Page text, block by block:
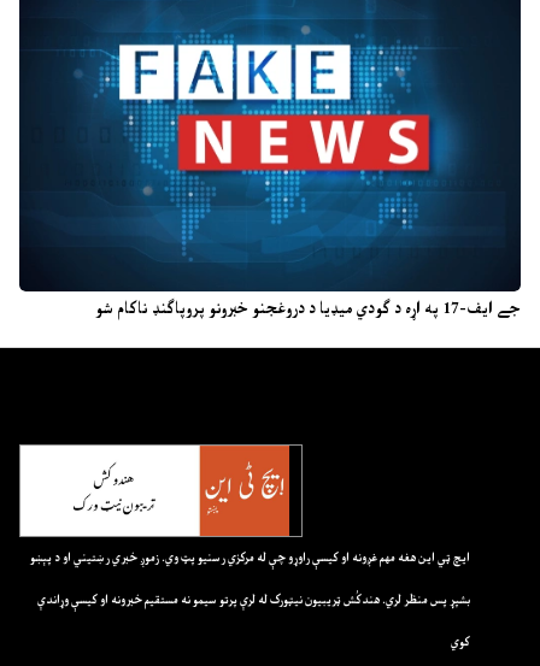
جے ایف-17 په اړه د ګودي میډیا د دروغجنو خبرونو پروپاګنډ ناکام شو
ايچ ټي اين هغه مهم غږونه او کيسې راوړو چې له مرکزي رسنيو پټ وي. زموږ خبري رښتيني او د پېښو
بشپړ پس منظر لري. هندکُش ټريبيون نيټورک له لرې پرتو سيمو نه مستقيم خبرونه او کيسې وړاندې
کوي